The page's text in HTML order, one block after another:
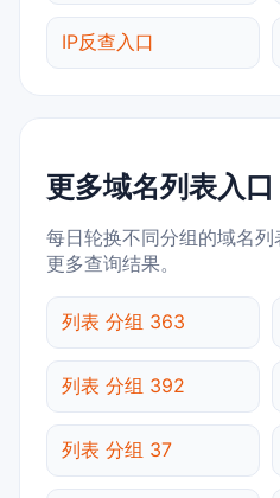
IP反查入口
更多域名列表入口
每日轮换不同分组的域名
更多查询结果。
列表 分组 363
列表 分组 392
列表 分组 37